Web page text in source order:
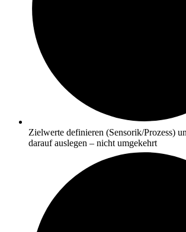
Zielwerte definieren (Sensorik/Prozess)
darauf auslegen – nicht umgekehrt